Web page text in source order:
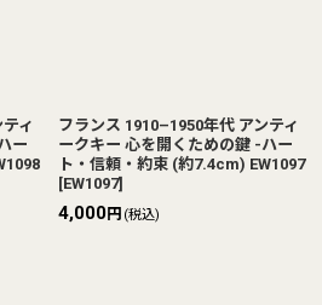
ィ
ー
フランス 1910–1950年代 アンティ
ークキー 心を開くための鍵 -ハー
ト・信頼・約束 (約7.4cm) EW1097
[EW1097]
4,000円 (税込)